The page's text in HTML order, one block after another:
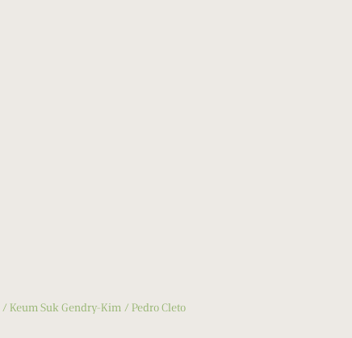
Keum Suk Gendry-Kim Pedro Cleto